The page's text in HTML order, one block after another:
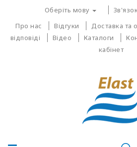
Оберіть мову
Про нас
Відгуки Доставка та
відповіді
Відео Каталоги
кабінет